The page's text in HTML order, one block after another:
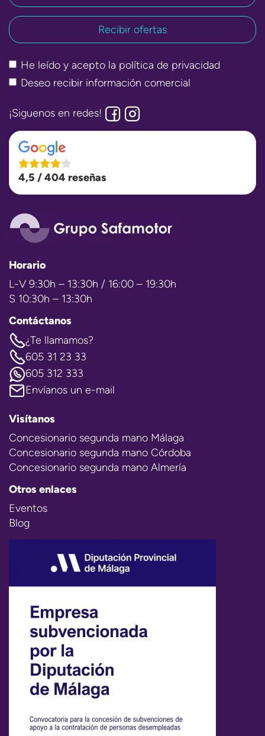
He leído y acepto la política de privacidad
Deseo recibir información comercial
¡Siguenos en redes!
4,5 / 404 reseñas
Horario
L-V 9:30h – 13:30h / 16:00 – 19:30h
S 10:30h – 13:30h
Contáctanos
¿Te llamamos?
605 31 23 33
605 312 333
Envíanos un e-mail
Visítanos
Concesionario segunda mano Málaga
Concesionario segunda mano Córdoba
Concesionario segunda mano Almería
Otros enlaces
Eventos
Blog